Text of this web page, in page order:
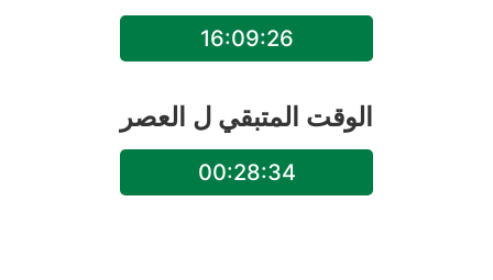
16:09:26
الوقت المتبقي ل العصر
00:28:34